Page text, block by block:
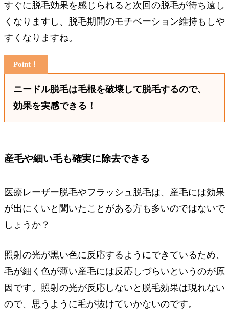
すぐに脱毛効果を感じられると次回の脱毛が待ち遠し
くなりますし、脱毛期間のモチベーション維持もしや
すくなりますね。
ニードル脱毛は毛根を破壊して脱毛するので、
効果を実感できる！
産毛や細い毛も確実に除去できる
医療レーザー脱毛やフラッシュ脱毛は、産毛には効果
が出にくいと聞いたことがある方も多いのではないで
しょうか？
照射の光が黒い色に反応するようにできているため、
毛が細く色が薄い産毛には反応しづらいというのが原
因です。照射の光が反応しないと脱毛効果は現れない
ので、思うように毛が抜けていかないのです。